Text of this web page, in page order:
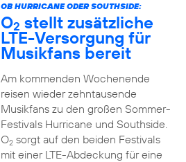
OB HURRICANE ODER SOUTHSIDE:
O2 stellt zusätzliche
LTE-Versorgung für
Musikfans bereit
Am kommenden Wochenende
reisen wieder zehntausende
Musikfans zu den großen Sommer-
Festivals Hurricane und Southside.
O2sorgt auf den beiden Festivals
mit einer LTE-Abdeckung für eine